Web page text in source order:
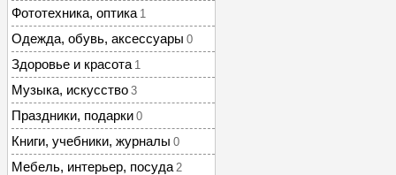
Фототехника, оптика 1
Одежда, обувь, аксессуары 0
Здоровье и красота 1
Музыка, искусство 3
Праздники, подарки 0
Книги, учебники, журналы 0
Мебель, интерьер, посуда 2